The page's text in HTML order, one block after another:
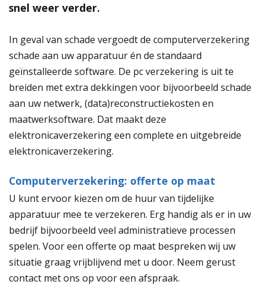
snel weer verder.
In geval van schade vergoedt de computerverzekering
schade aan uw apparatuur én de standaard
geïnstalleerde software. De pc verzekering is uit te
breiden met extra dekkingen voor bijvoorbeeld schade
aan uw netwerk, (data)reconstructiekosten en
maatwerksoftware. Dat maakt deze
elektronicaverzekering een complete en uitgebreide
elektronicaverzekering.
Computerverzekering: offerte op maat
U kunt ervoor kiezen om de huur van tijdelijke
apparatuur mee te verzekeren. Erg handig als er in uw
bedrijf bijvoorbeeld veel administratieve processen
spelen. Voor een offerte op maat bespreken wij uw
situatie graag vrijblijvend met u door. Neem gerust
contact met ons op voor een afspraak.